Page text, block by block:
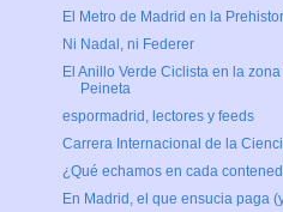
El Metro de Madrid en la
Ni Nadal, ni Federer
El Anillo Verde Ciclista en la
Peineta
espormadrid, lectores y feeds
Carrera Internacional de la
¿Qué echamos en cada
En Madrid, el que ensucia paga